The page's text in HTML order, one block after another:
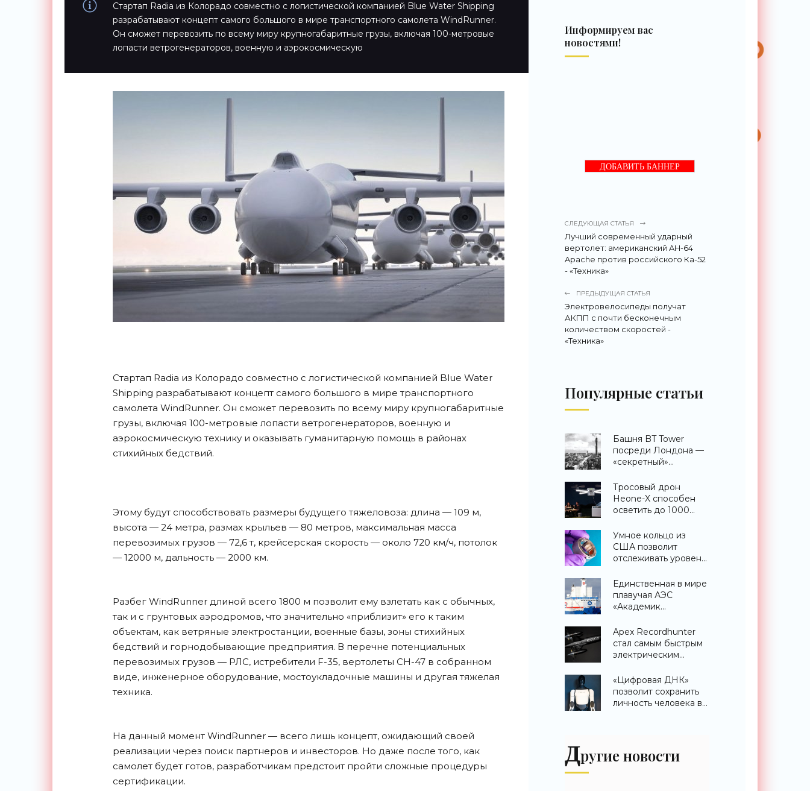
Стартап Radia из Колорадо совместно с логистической компанией Blue Water Shipping
разрабатывают концепт самого большого в мире транспортного самолета WindRunner.
Он сможет перевозить по всему миру крупногабаритные грузы, включая 100-метровые
лопасти ветрогенераторов, военную и аэрокосмическую
Стартап Radia из Колорадо совместно с логистической компанией Blue Water
Shipping разрабатывают концепт самого большого в мире транспортного
самолета WindRunner. Он сможет перевозить по всему миру крупногабаритные
грузы, включая 100-метровые лопасти ветрогенераторов, военную и
аэрокосмическую технику и оказывать гуманитарную помощь в районах
стихийных бедствий.
Этому будут способствовать размеры будущего тяжеловоза: длина — 109 м,
высота — 24 метра, размах крыльев — 80 метров, максимальная масса
перевозимых грузов — 72,6 т, крейсерская скорость — около 720 км/ч, потолок
— 12000 м, дальность — 2000 км.
Разбег WindRunner длиной всего 1800 м позволит ему взлетать как с обычных,
так и с грунтовых аэродромов, что значительно «приблизит» его к таким
объектам, как ветряные электростанции, военные базы, зоны стихийных
бедствий и горнодобывающие предприятия. В перечне потенциальных
перевозимых грузов — РЛС, истребители F-35, вертолеты CH-47 в собранном
виде, инженерное оборудование, мостоукладочные машины и другая тяжелая
техника.
На данный момент WindRunner — всего лишь концепт, ожидающий своей
реализации через поиск партнеров и инвесторов. Но даже после того, как
самолет будет готов, разработчикам предстоит пройти сложные процедуры
сертификации.
Информируем вас
новостями!
ДОБАВИТЬ БАННЕР
СЛЕДУЮЩАЯ СТАТЬЯ
Лучший современный ударный
вертолет: американский AH-64
Apache против российского Ка-52
- «Техника»
ПРЕДЫДУЩАЯ СТАТЬЯ
Электровелосипеды получат
АКПП с почти бесконечным
количеством скоростей -
«Техника»
Популярные статьи
Башня BT Tower
посреди Лондона —
«секретный»
никогда не
существовало -
«Технологии»
Тросовый дрон
Heone-X способен
осветить до 1000
земли -
«Беспилотники»
Умное кольцо из
США позволит
отслеживать уровень
других веществ в
крови - «Технологии»
Единственная в мире
плавучая АЭС
«Академик
прошла
международную
аттестацию -
Apex Recordhunter
стал самым быстрым
электрическим
«Беспилотники»
«Цифровая ДНК»
позволит сохранить
личность человека в
Другие новости